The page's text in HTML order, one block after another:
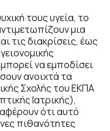
τους υγεία, το
μια
τις διακρίσεις, έως
να εμποδίσει
ανοιχτά τα
Σχολής του ΕΚΠΑ
Ιατρικής),
ότι αυτό
πιθανότητες